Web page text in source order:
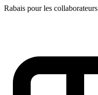
Rabais pour les collaborateurs